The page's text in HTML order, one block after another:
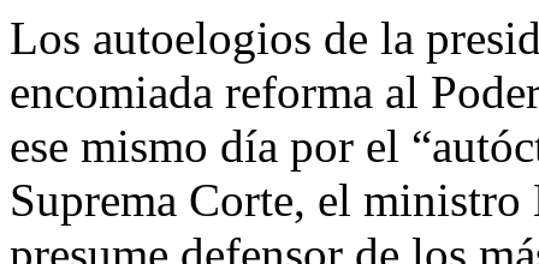
Los autoelogios de la
encomiada reforma al
ese mismo día por el
Suprema Corte, el